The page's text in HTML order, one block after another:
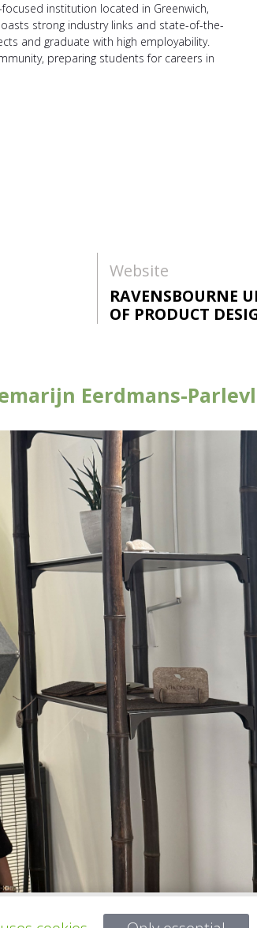
institution located in Greenwich,
strong industry links and state-of-the-
and graduate with high employability.
preparing students for careers in
Website
RAVENSBOURNE
OF PRODUCT
Eerdmans-